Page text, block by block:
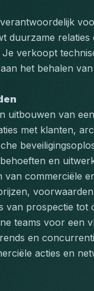
duurzame
verkoopt
het behalen
uitbouwen van
met klanten,
en
van commerciële
van prospectie tot
teams voor een
en
acties en